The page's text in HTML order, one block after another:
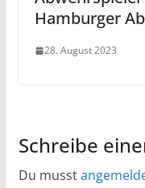
Hamburger
28. August 2023
Schreibe
Du musst